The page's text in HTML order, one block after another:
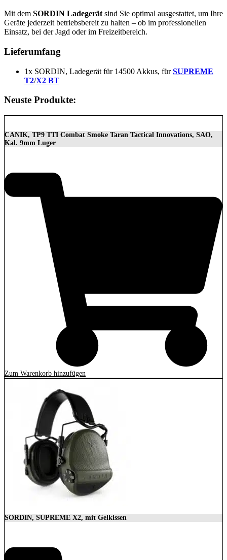
Mit dem SORDIN Ladegerät sind Sie optimal ausgestattet, um Ihre
Geräte jederzeit betriebsbereit zu halten – ob im professionellen
Einsatz, bei der Jagd oder im Freizeitbereich.
Lieferumfang
1x SORDIN, Ladegerät für 14500 Akkus, fürSUPREME
T2/X2 BT
Neuste Produkte:
CANIK, TP9 TTI Combat Smoke Taran Tactical Innovations, SAO,
Kal. 9mm Luger
Zum Warenkorb hinzufügen
SORDIN, SUPREME X2, mit Gelkissen